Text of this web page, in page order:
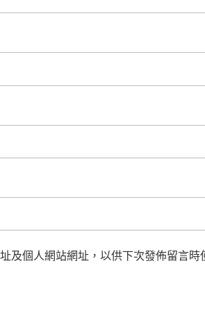
及個人網站網址，以供下次發佈留言時